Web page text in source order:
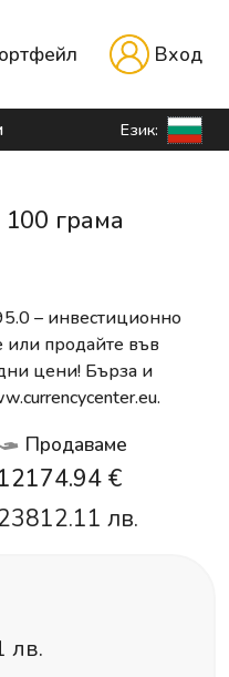
Вход
Език:
грама
– инвестиционно
или продайте във
цени! Бърза и
Продаваме
€
лв.
лв.